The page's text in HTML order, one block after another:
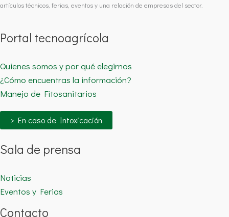
artículos técnicos, ferias, eventos y una relación de empresas del sector.
Portal tecnoagrícola
Quienes somos y por qué elegirnos
¿Cómo encuentras la información?
Manejo de Fitosanitarios
> En caso de Intoxicación
Sala de prensa
Noticias
Eventos y Ferias
Contacto